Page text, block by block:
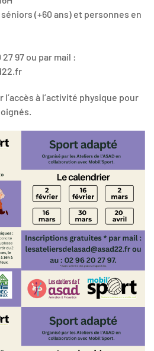
(+60 ans) et personnes en
97 ou par mail :
à l’activité physique pour